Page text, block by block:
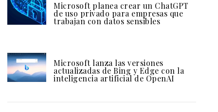
Microsoft planea crear un ChatGPT
de uso privado para empresas que
trabajan con datos sensibles
Microsoft lanza las versiones
actualizadas de Bing y Edge con la
inteligencia artificial de OpenAI